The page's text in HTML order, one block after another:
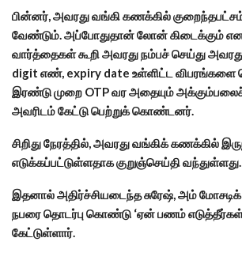
பின்னர், அவரது வங்கி கணக்கில்
வேண்டும். அப்போதுதான் லோன் கிடைக்கும்
வார்த்தைகள் கூறி அவரது நம்பச் செய்து
digit எண், expiry date உள்ளிட்ட
இரண்டு முறை OTP வர அதையும்
அவரிடம் கேட்டு பெற்றுக் கொண்டனர்.
சிறிது நேரத்தில், அவரது வங்கிக் கணக்கில்
எடுக்கப்பட்டுள்ளதாக குறுஞ்செய்தி வந்துள்ளது.
இதனால் அதிர்ச்சியடைந்த சுரேஷ், அம்
நபரை தொடர்பு கொண்டு ‘ஏன் பணம்
கேட்டுள்ளார்.